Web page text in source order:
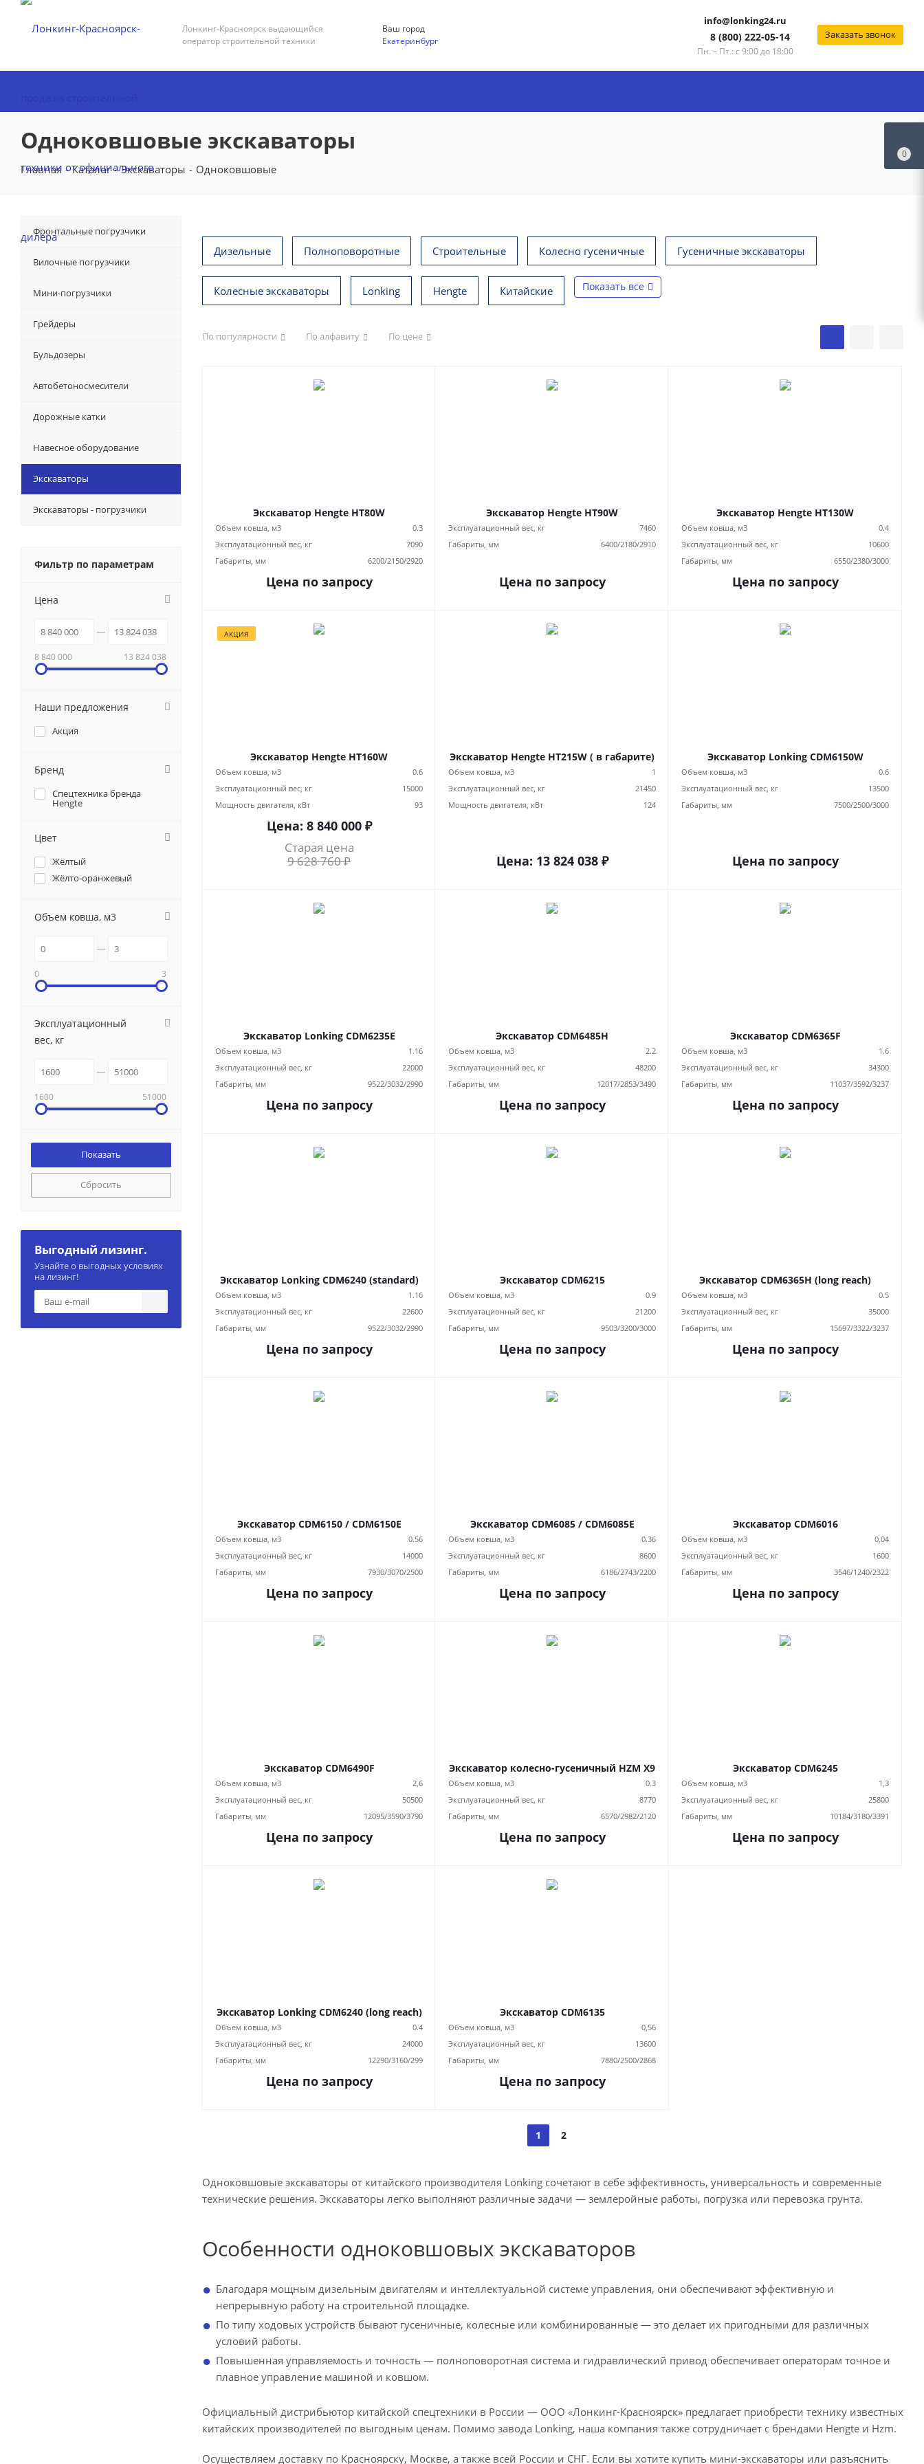
Лонкинг-Красноярск выдающийся
оператор строительной техники
Ваш город
Екатеринбург
info@lonking24.ru
8 (800) 222-05-14
Пн. – Пт.: с 9:00 до 18:00
Заказать звонок
Одноковшовые экскаваторы
Главная - Каталог - Экскаваторы - Одноковшовые
Дизельные Полноповоротные Строительные Колесно гусеничные Гусеничные экскаваторы
Колесные экскаваторы Lonking Hengte Китайские Показать все
По популярности По алфавиту По цене
Экскаватор Hengte HT80W
Объем ковша, м3
0.3
Эксплуатационный вес, кг
7090
Габариты, мм
6200/2150/2920
Цена по запросу
Экскаватор Hengte HT90W
Эксплуатационный вес, кг
7460
Габариты, мм
6400/2180/2910
Цена по запросу
Экскаватор Hengte HT130W
Объем ковша, м3
0.4
Эксплуатационный вес, кг
10600
Габариты, мм
6550/2380/3000
Цена по запросу
АКЦИЯ
Экскаватор Hengte HT160W
Объем ковша, м3
0.6
Эксплуатационный вес, кг
15000
Мощность двигателя, кВт
93
Цена: 8 840 000₽
Старая цена
9 628 760₽
Экскаватор Hengte HT215W ( в габарите)
Объем ковша, м3
1
Эксплуатационный вес, кг
21450
Мощность двигателя, кВт
124
Цена: 13 824 038₽
Экскаватор Lonking CDM6150W
Объем ковша, м3
0.6
Эксплуатационный вес, кг
13500
Габариты, мм
7500/2500/3000
Цена по запросу
Экскаватор Lonking CDM6235E
Объем ковша, м3
1.16
Эксплуатационный вес, кг
22000
Габариты, мм
9522/3032/2990
Цена по запросу
Экскаватор CDM6485H
Объем ковша, м3
2.2
Эксплуатационный вес, кг
48200
Габариты, мм
12017/2853/3490
Цена по запросу
Экскаватор CDM6365F
Объем ковша, м3
1.6
Эксплуатационный вес, кг
34300
Габариты, мм
11037/3592/3237
Цена по запросу
Экскаватор Lonking CDM6240 (standard)
Объем ковша, м3
1.16
Эксплуатационный вес, кг
22600
Габариты, мм
9522/3032/2990
Цена по запросу
Экскаватор CDM6215
Объем ковша, м3
0.9
Эксплуатационный вес, кг
21200
Габариты, мм
9503/3200/3000
Цена по запросу
Экскаватор CDM6365H (long reach)
Объем ковша, м3
0.5
Эксплуатационный вес, кг
35000
Габариты, мм
15697/3322/3237
Цена по запросу
Экскаватор CDM6150 / CDM6150E
Объем ковша, м3
0.56
Эксплуатационный вес, кг
14000
Габариты, мм
7930/3070/2500
Цена по запросу
Экскаватор CDM6085 / CDM6085E
Объем ковша, м3
0.36
Эксплуатационный вес, кг
8600
Габариты, мм
6186/2743/2200
Цена по запросу
Экскаватор CDM6016
Объем ковша, м3
0,04
Эксплуатационный вес, кг
1600
Габариты, мм
3546/1240/2322
Цена по запросу
Экскаватор CDM6490F
Объем ковша, м3
2,6
Эксплуатационный вес, кг
50500
Габариты, мм
12095/3590/3790
Цена по запросу
Экскаватор колесно-гусеничный HZM X9
Объем ковша, м3
0.3
Эксплуатационный вес, кг
8770
Габариты, мм
6570/2982/2120
Цена по запросу
Экскаватор CDM6245
Объем ковша, м3
1,3
Эксплуатационный вес, кг
25800
Габариты, мм
10184/3180/3391
Цена по запросу
Экскаватор Lonking CDM6240 (long reach)
Объем ковша, м3
0.4
Эксплуатационный вес, кг
24000
Габариты, мм
12290/3160/299
Цена по запросу
Экскаватор CDM6135
Объем ковша, м3
0,56
Эксплуатационный вес, кг
13600
Габариты, мм
7880/2500/2868
Цена по запросу
1 2
Одноковшовые экскаваторы от китайского производителя Lonking сочетают в себе эффективность, универсальность и современные
технические решения. Экскаваторы легко выполняют различные задачи — землеройные работы, погрузка или перевозка грунта.
Особенности одноковшовых экскаваторов
Благодаря мощным дизельным двигателям и интеллектуальной системе управления, они обеспечивают эффективную и
непрерывную работу на строительной площадке.
По типу ходовых устройств бывают гусеничные, колесные или комбинированные — это делает их пригодными для различных
условий работы.
Повышенная управляемость и точность — полноповоротная система и гидравлический привод обеспечивает операторам точное и
плавное управление машиной и ковшом.
Официальный дистрибьютор китайской спецтехники в России — ООО «Лонкинг-Красноярск» предлагает приобрести технику известных
китайских производителей по выгодным ценам. Помимо завода Lonking, наша компания также сотрудничает с брендами Hengte и Hzm.
Осуществляем доставку по Красноярску, Москве, а также всей России и СНГ. Если вы хотите купить мини-экскаваторы или разъяснить
Фронтальные погрузчики
Вилочные погрузчики
Мини-погрузчики
Грейдеры
Бульдозеры
Автобетоносмесители
Дорожные катки
Навесное оборудование
Экскаваторы
Экскаваторы - погрузчики
Фильтр по параметрам
Цена
8 840 000 13 824 038
Наши предложения
Акция
Бренд
Спецтехника бренда
Hengte
Цвет
Жёлтый
Жёлто-оранжевый
Объем ковша, м3
0 3
Эксплуатационный
вес, кг
1600 51000
Сбросить
Выгодный лизинг.
Узнайте о выгодных условиях
на лизинг!
0